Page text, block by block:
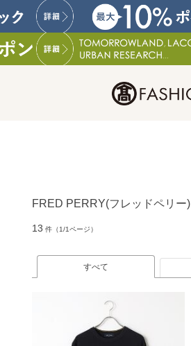
FRED PERRY(フレッドペリー)
13 件（1/1ページ）
すべて